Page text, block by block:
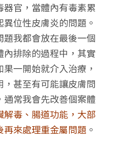
官，當體內有毒素累
位性皮膚炎的問題。
我都會放在最後一個
排除的過程中，其實
一開始就介入治療，
甚至有可能讓皮膚問
常我會先改善個案體
解毒、腸道功能，大部
來處理重金屬問題 。